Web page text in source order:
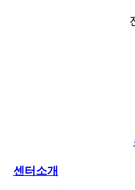
센터소개